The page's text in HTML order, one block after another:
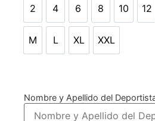
2 4 6 8
8
10 12
M L XL XXL
Nombre y Apellido del